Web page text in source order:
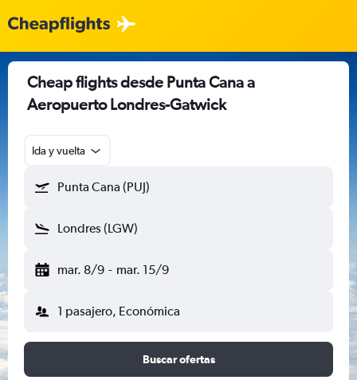
Cheap flights desde Punta Cana a
Aeropuerto Londres-Gatwick
Ida y vuelta
Punta Cana (PUJ)
Londres (LGW)
mar. 8/9 - mar. 15/9
1 pasajero, Económica
Buscar ofertas